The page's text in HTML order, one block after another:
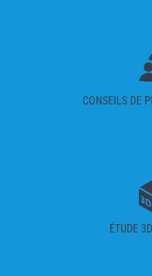
CONSEILS DE
ÉTUDE